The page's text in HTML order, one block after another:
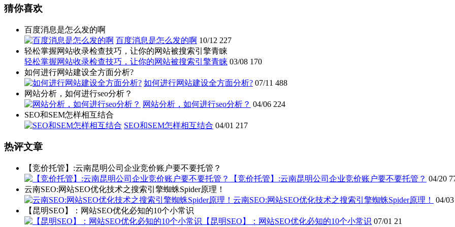
猜你喜欢
百度消息是怎么发的啊
百度消息是怎么发的啊 10/12 227
轻松掌握网站收录检查技巧，让你的网站被搜索引擎青睐
轻松掌握网站收录检查技巧，让你的网站被搜索引擎青睐 03/08 170
如何进行网站建设全方面分析?
如何进行网站建设全方面分析? 07/11 488
网站分析，如何进行seo分析？
网站分析，如何进行seo分析？ 04/06 224
SEO和SEM怎样相互结合
SEO和SEM怎样相互结合 04/01 217
热评文章
【竞价托管】:云南昆明公司企业竞价账户要不要托管？
【竞价托管】:云南昆明公司企业竞价账户要不要托管？ 04/20
云南SEO:网站SEO优化技术之搜索引擎蜘蛛Spider原理！
云南SEO:网站SEO优化技术之搜索引擎蜘蛛Spider原理！
04/03
【昆明SEO】：网站SEO优化必知的10个小常识
【昆明SEO】：网站SEO优化必知的10个小常识 07/01 21